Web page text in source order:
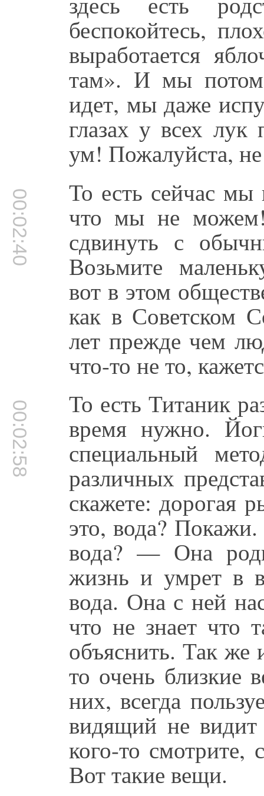
беспокойтесь,
выработается
там». И мы потом
идет, мы даже
глазах у всех
ум! Пожалуйста, не
00:02:40 То есть сейчас мы
что мы не
сдвинуть с
Возьмите
вот в этом
как в Советском
лет прежде чем
что-то не то,
00:02:58 То есть Титаник
время нужно.
специальный
различных
скажете:
это, вода?
вода? — Она
жизнь и умрет в
вода. Она с ней
что не знает что
объяснить. Так же
то очень
них, всегда
видящий не
кого-то смотрите,
Вот такие вещи.